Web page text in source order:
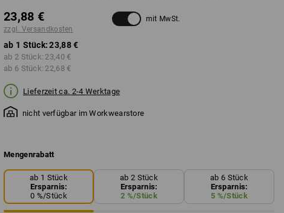
23,88 €
zzgl. Versandkosten
mit MwSt.
ab 1 Stück: 23,88 €
ab 2 Stück: 23,40 €
ab 6 Stück: 22,68 €
Lieferzeit ca. 2-4 Werktage
nicht verfügbar im Workwearstore
Mengenrabatt
ab 1 Stück
Ersparnis:
0 %/Stück
ab 2 Stück
Ersparnis:
2 %/Stück
ab 6 Stück
Ersparnis:
5 %/Stück